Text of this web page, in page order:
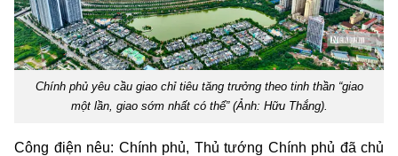
Chính phủ yêu cầu giao chỉ tiêu tăng trưởng theo tinh thần “giao
một lần, giao sớm nhất có thể” (Ảnh: Hữu Thắng).
Công điện nêu: Chính phủ, Thủ tướng Chính phủ đã chủ